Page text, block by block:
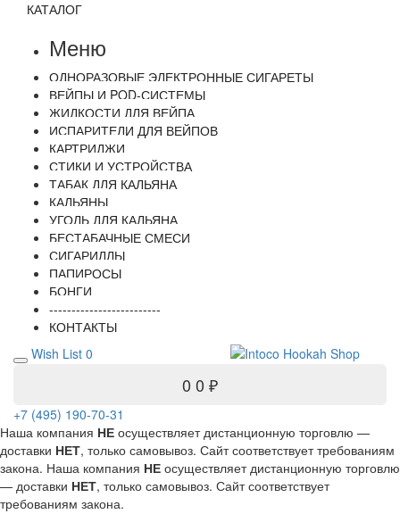
КАТАЛОГ
Меню
ОДНОРАЗОВЫЕ ЭЛЕКТРОННЫЕ СИГАРЕТЫ
ВЕЙПЫ И POD-СИСТЕМЫ
ЖИДКОСТИ ДЛЯ ВЕЙПА
ИСПАРИТЕЛИ ДЛЯ ВЕЙПОВ
КАРТРИДЖИ
СТИКИ И УСТРОЙСТВА
ТАБАК ДЛЯ КАЛЬЯНА
КАЛЬЯНЫ
УГОЛЬ ДЛЯ КАЛЬЯНА
БЕСТАБАЧНЫЕ СМЕСИ
СИГАРИЛЛЫ
ПАПИРОСЫ
БОНГИ
-------------------------
КОНТАКТЫ
Wish List 0
0 0 ₽
+7 (495) 190-70-31
Наша компания НЕ осуществляет дистанционную торговлю —
доставки НЕТ, только самовывоз. Сайт соответствует требованиям
закона. Наша компания НЕ осуществляет дистанционную торговлю
— доставки НЕТ, только самовывоз. Сайт соответствует
требованиям закона.